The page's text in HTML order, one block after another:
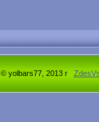
© yolbars77, 2013 г